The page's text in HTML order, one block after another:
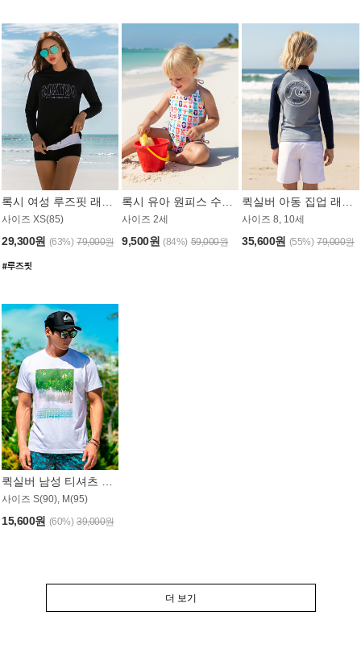
사이즈 XS(85)
29,300원 (63%) 79,000원
사이즈 2세
9,500원 (84%) 59,000원
사이즈 8, 10세
35,600원 (55%) 79,000원
퀵실버 남성 티셔츠 MST357WQS
사이즈 S(90), M(95)
15,600원 (60%) 39,000원
더 보기